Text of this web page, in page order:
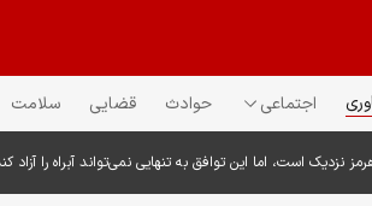
اجتماعی حوادث قضایی سلامت
نزدیک است، اما این توافق به تنهایی نمی‌تواند آبراه را آزاد